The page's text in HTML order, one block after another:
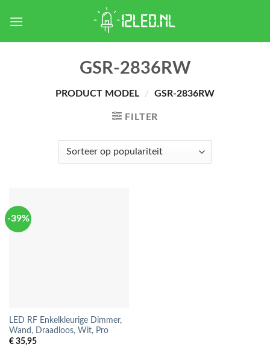
GSR-2836RW
PRODUCT MODEL / GSR-2836RW
FILTER
-39%
LED RF Enkelkleurige Dimmer,
Wand, Draadloos, Wit, Pro
€35,95